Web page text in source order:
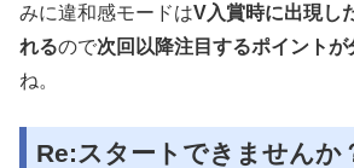
みに違和感モードはV入賞時に出現し
れるので次回以降注目するポイントが
ね。
Re:スタートできませんか